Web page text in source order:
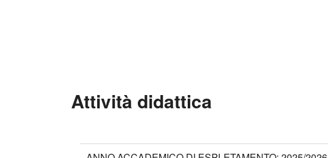
Attività didattica